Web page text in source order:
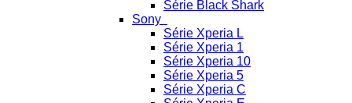
Série Black Shark
Sony
Série Xperia L
Série Xperia 1
Série Xperia 10
Série Xperia 5
Série Xperia C